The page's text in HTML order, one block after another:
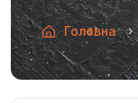
Головна